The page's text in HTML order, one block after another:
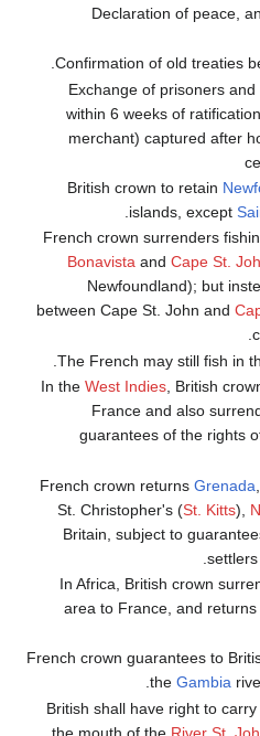
Declaration of peace,
Confirmation of old treaties
Exchange of prisoners
within 6 weeks of
merchant) captured after
British crown to retain
islands, except
French crown surrenders
Bonavista andCape St.
Newfoundland); but
between Cape St. John and
The French may still fish in
.
In theWest Indies, British
France and also
guarantees of the rights
French crown returnsGrenada
St. Christopher's (St. Kitts),
Britain, subject to
In Africa, British crown
area to France, and
French crown guarantees to
theGambia
.
British shall have right to